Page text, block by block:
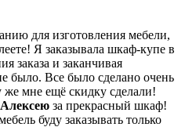
для изготовления мебели,
Я заказывала шкаф-купе в
заказа и заканчивая
было. Все было сделано очень
мне ещё скидку сделали!
Алексею за прекрасный шкаф!
буду заказывать только